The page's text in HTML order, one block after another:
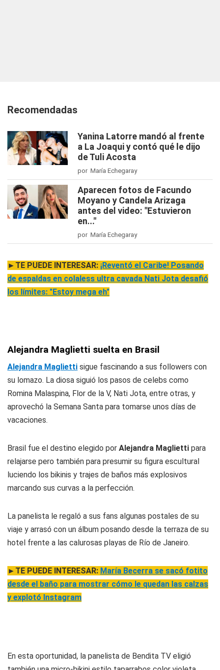
Recomendadas
Yanina Latorre mandó al frente
a La Joaqui y contó qué le dijo
de Tuli Acosta
por María Echegaray
Aparecen fotos de Facundo
Moyano y Candela Arizaga
antes del video: "Estuvieron
en..."
por María Echegaray
►TE PUEDE INTERESAR: ¡Reventó el Caribe! Posando
de espaldas en colaless ultra cavada Nati Jota desafió
los límites: "Estoy mega eh"
Alejandra Maglietti suelta en Brasil
Alejandra Maglietti sigue fascinando a sus followers con
su lomazo. La diosa siguió los pasos de celebs como
Romina Malaspina, Flor de la V, Nati Jota, entre otras, y
aprovechó la Semana Santa para tomarse unos días de
vacaciones.
Brasil fue el destino elegido por Alejandra Maglietti para
relajarse pero también para presumir su figura escultural
luciendo los bikinis y trajes de baños más explosivos
marcando sus curvas a la perfección.
La panelista le regaló a sus fans algunas postales de su
viaje y arrasó con un álbum posando desde la terraza de su
hotel frente a las calurosas playas de Río de Janeiro.
►TE PUEDE INTERESAR: María Becerra se sacó fotito
desde el baño para mostrar cómo le quedan las calzas
y explotó Instagram
En esta oportunidad, la panelista de Bendita TV eligió